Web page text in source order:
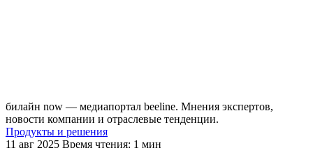
билайн now — медиапортал beeline. Мнения экспертов,
новости компании и отраслевые тенденции.
Продукты и решения
11 авг 2025 Время чтения: 1 мин